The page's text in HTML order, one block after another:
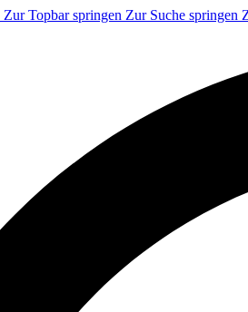
Zur Topbar springen Zur Suche springen